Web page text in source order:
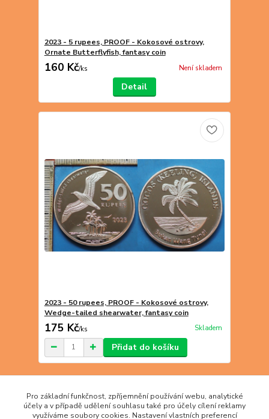
2023 - 5 rupees, PROOF - Kokosové ostrovy,
Ornate Butterflyfish, fantasy coin
160 Kč/ks Není skladem
Detail
2023 - 50 rupees, PROOF - Kokosové ostrovy,
Wedge-tailed shearwater, fantasy coin
175 Kč/ks Skladem
Přidat do košíku
Pro základní funkčnost, zpříjemnění používání webu, analytické
účely a v případě udělení souhlasu také pro účely cílení reklamy
využíváme soubory cookies. Nastavení vlastních preferencí